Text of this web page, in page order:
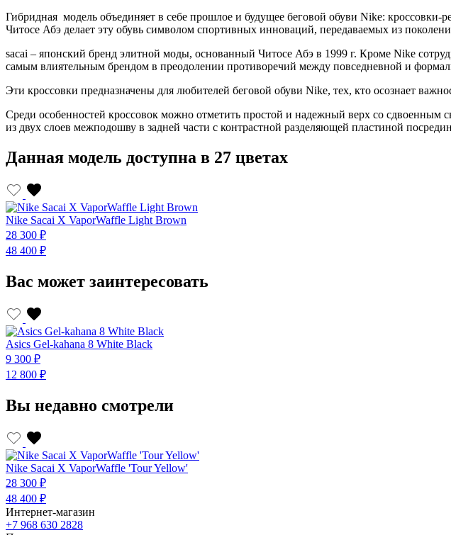
Гибридная модель объединяет в себе прошлое и будущее беговой обуви Nike: кроссовки-
Читосе Абэ делает эту обувь символом спортивных инноваций, передаваемых из
sacai – японский бренд элитной моды, основанный Читосе Абэ в 1999 г. Кроме Nike
самым влиятельным брендом в преодолении противоречий между повседневной и
Эти кроссовки предназначены для любителей беговой обуви Nike, тех, кто осознает
Среди особенностей кроссовок можно отметить простой и надежный верх со
из двух слоев межподошву в задней части с контрастной разделяющей пластиной
Данная модель доступна в 27 цветах
Nike Sacai X VaporWaffle Light Brown
28 300 ₽
48 400 ₽
Вас может заинтересовать
Asics Gel-kahana 8 White Black
9 300 ₽
12 800 ₽
Вы недавно смотрели
Nike Sacai X VaporWaffle 'Tour Yellow'
28 300 ₽
48 400 ₽
Интернет-магазин
+7 968 630 2828